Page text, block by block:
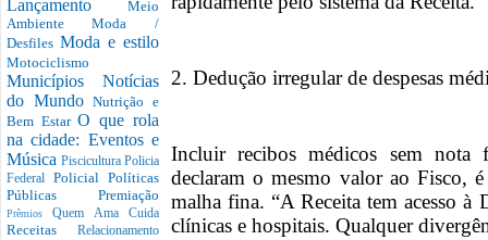
Lançamento Meio
AmbienteModa /
Desfiles Moda e estilo
Motociclismo
Municípios Notícias
do MundoNutrição e
Bem EstarO que rola
na cidade: Eventos e
Música Piscicultura Policia
Federal Policial Políticas
Públicas Premiação
PrêmiosQuem Ama Cuida
Receitas Relacionamento
2. Dedução irregular de despesas
Incluir recibos médicos sem nota
declaram o mesmo valor ao Fisco,
malha fina. “A Receita tem acesso
clínicas e hospitais. Qualquer